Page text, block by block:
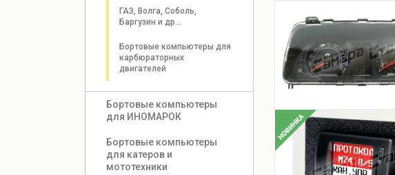
ГАЗ, Волга, Соболь,
Баргузин и др...
Бортовые компьютеры для
карбюраторных
двигателей
Бортовые компьютеры
для ИНОМАРОК
Бортовые компьютеры
для катеров и
мототехники